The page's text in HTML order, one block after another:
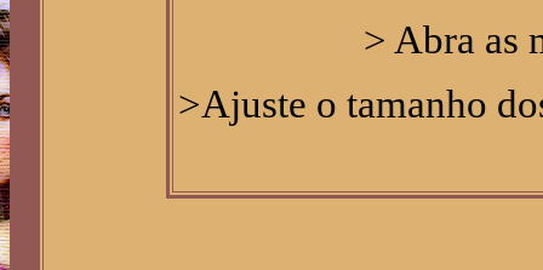
> Abra as
>Ajuste o tamanho